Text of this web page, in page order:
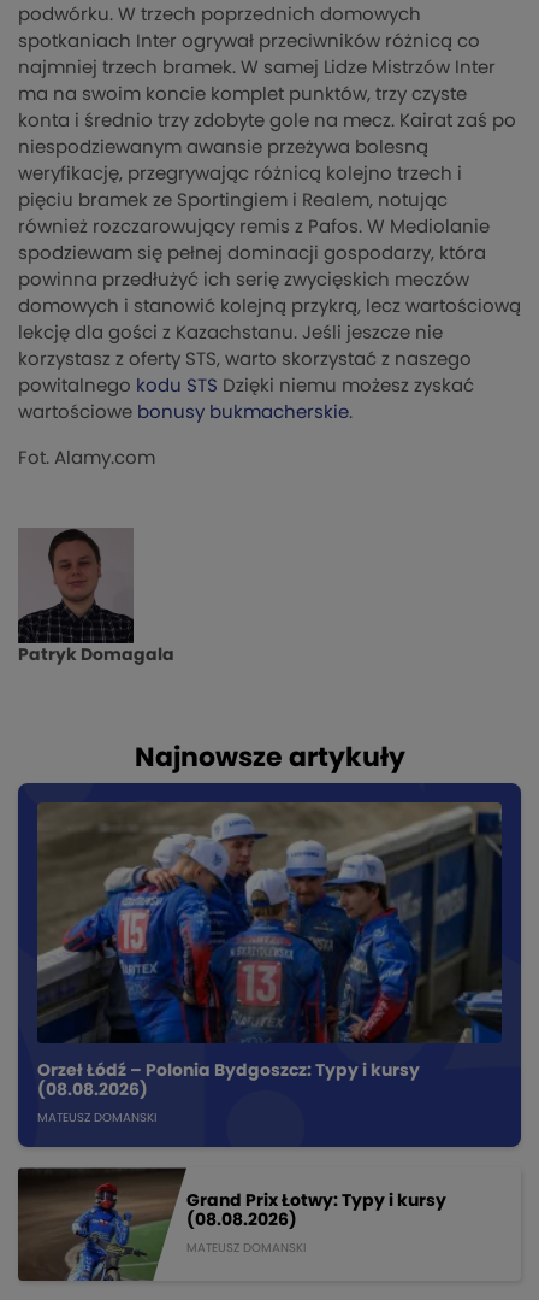
podwórku. W trzech poprzednich domowych
spotkaniach Inter ogrywał przeciwników różnicą co
najmniej trzech bramek. W samej Lidze Mistrzów Inter
ma na swoim koncie komplet punktów, trzy czyste
konta i średnio trzy zdobyte gole na mecz. Kairat zaś po
niespodziewanym awansie przeżywa bolesną
weryfikację, przegrywając różnicą kolejno trzech i
pięciu bramek ze Sportingiem i Realem, notując
również rozczarowujący remis z Pafos. W Mediolanie
spodziewam się pełnej dominacji gospodarzy, która
powinna przedłużyć ich serię zwycięskich meczów
domowych i stanowić kolejną przykrą, lecz wartościową
lekcję dla gości z Kazachstanu. Jeśli jeszcze nie
korzystasz z oferty STS, warto skorzystać z naszego
powitalnego kodu STS Dzięki niemu możesz zyskać
wartościowe bonusy bukmacherskie.
Fot. Alamy.com
Patryk Domagala
Najnowsze artykuły
Orzeł Łódź – Polonia Bydgoszcz: Typy i kursy
(08.08.2026)
MATEUSZ DOMANSKI
Grand Prix Łotwy: Typy i kursy
(08.08.2026)
MATEUSZ DOMANSKI